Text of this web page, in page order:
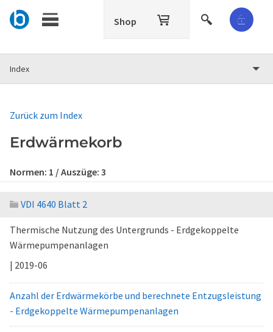
Shop
Index
Zurück zum Index
Erdwärmekorb
Normen: 1 / Auszüge: 3
VDI 4640 Blatt 2
Thermische Nutzung des Untergrunds - Erdgekoppelte
Wärmepumpenanlagen
| 2019-06
Anzahl der Erdwärmekörbe und berechnete Entzugsleistung
- Erdgekoppelte Wärmepumpenanlagen